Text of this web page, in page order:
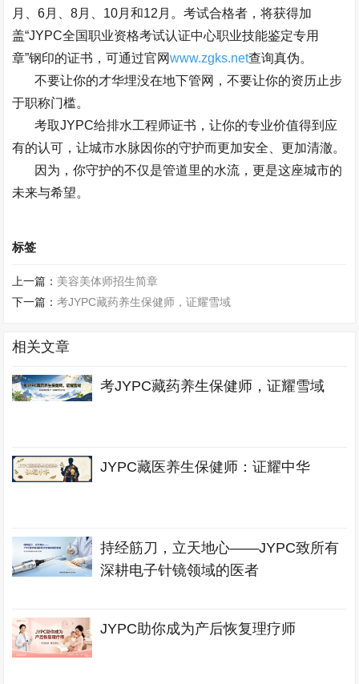
月、6月、8月、 10月和12 月。考试合格者，将获得加
盖“JYPC全国职业资格考试认证中心职业技能鉴定专用
章”钢印的证书，可通过官网www.zgks.net查询真伪。
不要让你的才华埋没在地下管网，不要让你的资历止步
于职称门槛。
考取JYPC给排水工程师证书，让你的专业价值得到应
有的认可，让城市水脉因你的守护而更加安全、更加清澈。
因为，你守护的不仅是管道里的水流，更是这座城市的
未来与希望。
标签
上一篇： 美容美体师招生简章
下一篇：考JYPC藏药养生保健师，证耀雪域
相关文章
考JYPC藏药养生保健师，证耀雪域
JYPC藏医养生保健师：证耀中华
持经筋刀，立天地心——JYPC致所有
深耕电子针镜领域的医者
JYPC助你成为产后恢复理疗师